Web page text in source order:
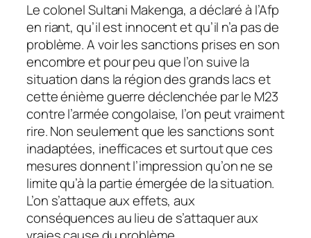
Le colonel Sultani Makenga, a déclaré à l’Afp
en riant, qu’il estinnocentet qu’il n’a pas de
problème.A voir les sanctions prises en son
encombre et pour peu que l’on suive la
situation dans la région des grands lacs et
cette énième guerre déclenchée par le M23
contre l’armée congolaise, l’on peut vraiment
rire. Non seulement que les sanctions sont
inadaptées, inefficaces et surtout que ces
mesures donnent l’impression qu’on ne se
limite qu’à la partie émergée de la situation.
L’on s’attaque aux effets, aux
conséquences au lieu de s’attaquer aux